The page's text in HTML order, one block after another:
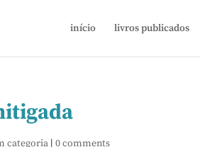
início livros publicados
categoria | 0 comments